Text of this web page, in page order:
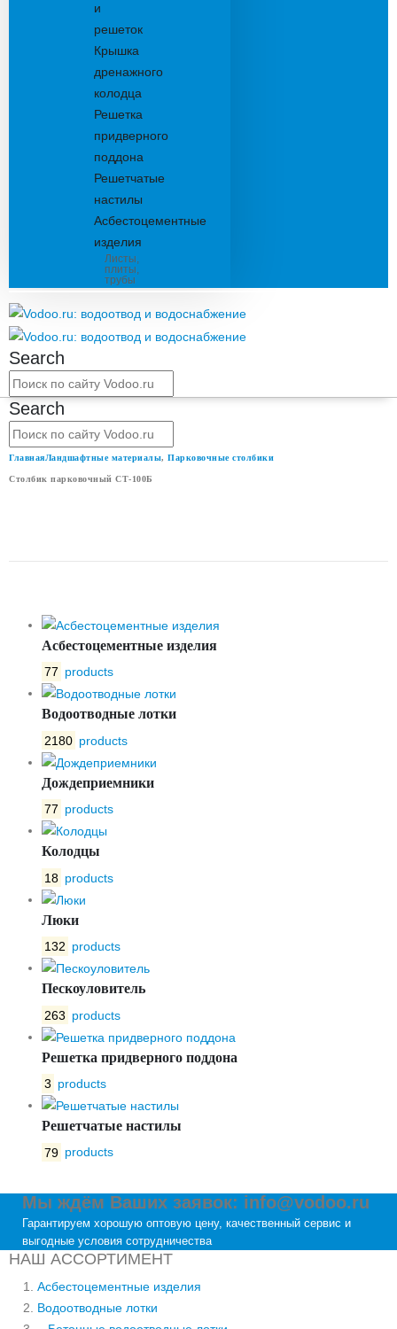
и
решеток
Крышка
дренажного
колодца
Решетка
придверного
поддона
Решетчатые
настилы
Асбестоцементные
изделия
Листы,
плиты,
трубы
Search
Search
ГлавнаяЛандшафтные материалы, Парковочные столбики
Столбик парковочный СТ-100Б
Асбестоцементные изделия
77 products
Водоотводные лотки
2180 products
Дождеприемники
77 products
Колодцы
18 products
Люки
132 products
Пескоуловитель
263 products
Решетка придверного поддона
3 products
Решетчатые настилы
79 products
Мы ждём Ваших заявок: info@vodoo.ru
Гарантируем хорошую оптовую цену, качественный сервис и
выгодные условия сотрудничества
НАШ АССОРТИМЕНТ
Асбестоцементные изделия
Водоотводные лотки